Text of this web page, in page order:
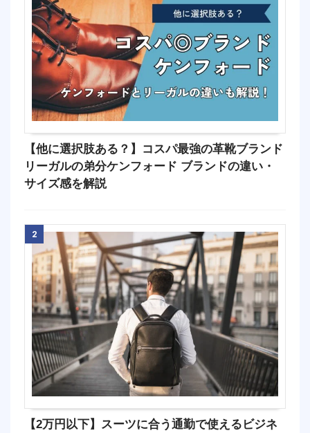
【他に選択肢ある？】コスパ最強の革靴ブランド
リーガルの弟分ケンフォード ブランドの違い・
サイズ感を解説
2
【2万円以下】スーツに合う通勤で使えるビジネ